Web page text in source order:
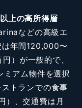
上の高所得層
などの高級エ
は年間120,000〜
）が一般的で、
ミアム物件を選択
トランでの食事
）、交通費は月